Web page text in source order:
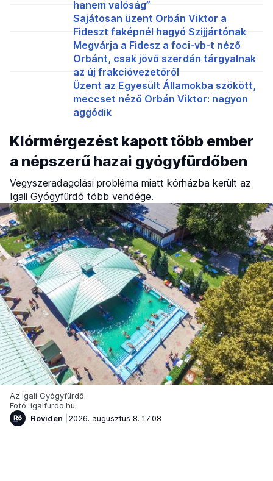
hanem valóság”
Sajátosan üzent Orbán Viktor a
Fideszt faképnél hagyó Szijjártónak
Megvárja a Fidesz a foci-vb-t néző
Orbánt, csak jövő szerdán tárgyalnak
az új frakcióvezetőről
Üzent az Egyesült Államokba szökött,
meccset néző Orbán Viktor: nagyon
aggódik
Klórmérgezést kapott több ember
a népszerű hazai gyógyfürdőben
Vegyszeradagolási probléma miatt kórházba került az
Igali Gyógyfürdő több vendége.
Az Igali Gyógyfürdő.
Fotó: igalfurdo.hu
Röviden
2026. augusztus 8. 17:08